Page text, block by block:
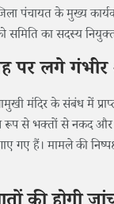
पंचायत के मुख्य
समिति का सदस्य
पर लगे
मंदिर के संबंध में
रूप से भक्तों से नकद
गए हैं। मामले की